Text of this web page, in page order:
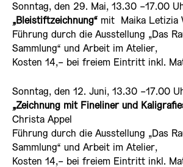
Sonntag, den 29. Mai, 13.30 -17.00
„Bleistiftzeichnung“ mit Maika Letizia
Führung durch die Ausstellung „Das
Sammlung“ und Arbeit im Atelier,
Kosten 14,- bei freiem Eintritt inkl.
Sonntag, den 12. Juni, 13.30 -17.00
„Zeichnung mit Fineliner und
Christa Appel
Führung durch die Ausstellung „Das
Sammlung“ und Arbeit im Atelier,
Kosten 14,- bei freiem Eintritt inkl.